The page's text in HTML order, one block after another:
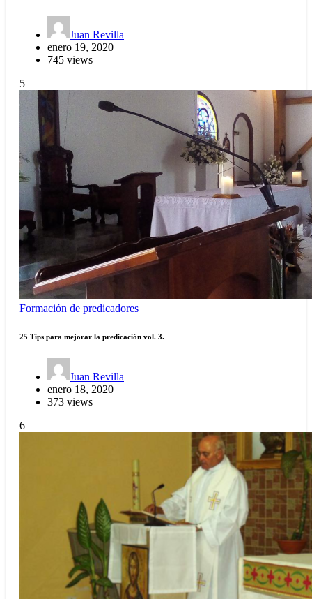
Juan Revilla
enero 19, 2020
745 views
5
Formación de predicadores
25 Tips para mejorar la predicación vol. 3.
Juan Revilla
enero 18, 2020
373 views
6